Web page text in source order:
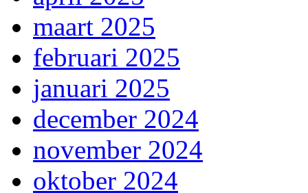
maart 2025
februari 2025
januari 2025
december 2024
november 2024
oktober 2024